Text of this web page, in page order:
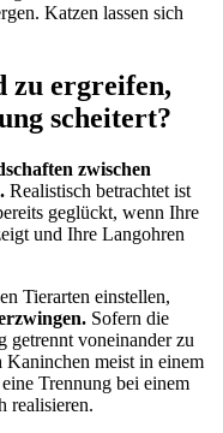
Katzen lassen sich
zu ergreifen,
scheitert?
zwischen
Realistisch betrachtet ist
geglückt, wenn Ihre
und Ihre Langohren
Tierarten einstellen,
Sofern die
getrennt voneinander zu
meist in einem
Trennung bei einem
realisieren.